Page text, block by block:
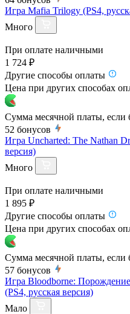
Игра Mafia Trilogy (PS4,
Много
При оплате наличными
1 724 ₽
Другие способы оплаты
Цена при других способах
Сумма месячной платы, если
52 бонусов
Игра Uncharted: The Nathan
версия)
Много
При оплате наличными
1 895 ₽
Другие способы оплаты
Цена при других способах
Сумма месячной платы, если
57 бонусов
Игра Bloodborne:
(PS4, русская версия)
Мало